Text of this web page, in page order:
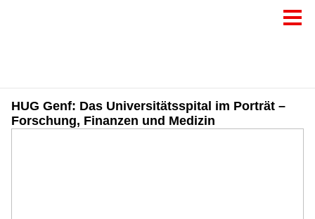
HUG Genf: Das Universitätsspital im Porträt –
Forschung, Finanzen und Medizin